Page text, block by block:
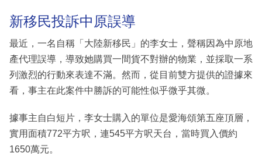
新移民投訴中原誤導
最近，一名自稱「大陸新移民」的李女士，聲稱因為中原地
產代理誤導，導致她購買一間貨不對辦的物業，並採取一系
列激烈的行動來表達不滿。然而，從目前雙方提供的證據來
看，事主在此案件中勝訴的可能性似乎微乎其微。
據事主自白短片，李女士購入的單位是愛海頌第五座頂層，
實用面積772平方呎，連545平方呎天台，當時買入價約
1650萬元。